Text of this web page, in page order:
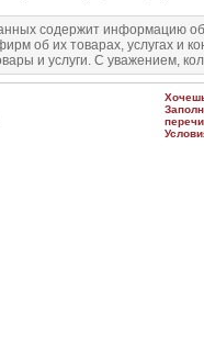
содержит информацию
об их товарах, услугах и
и услуги. С уважением,